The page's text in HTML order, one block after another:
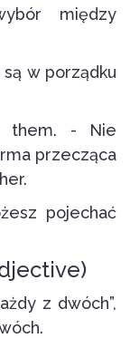
między
w porządku
them. - Nie
przecząca
pojechać
z dwóch”,